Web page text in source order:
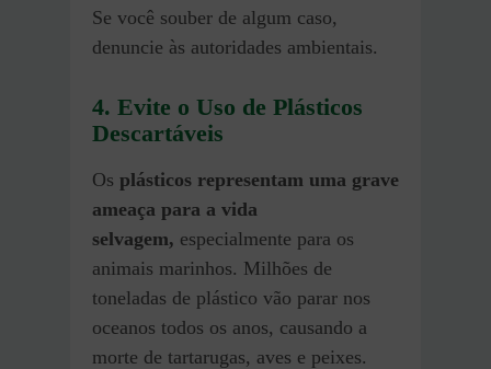
Se você souber de algum caso,
denuncie às autoridades ambientais.
4. Evite o Uso de Plásticos
Descartáveis
Os plásticos representam uma grave
ameaça para a vida
selvagem, especialmente para os
animais marinhos. Milhões de
toneladas de plástico vão parar nos
oceanos todos os anos, causando a
morte de tartarugas, aves e peixes.